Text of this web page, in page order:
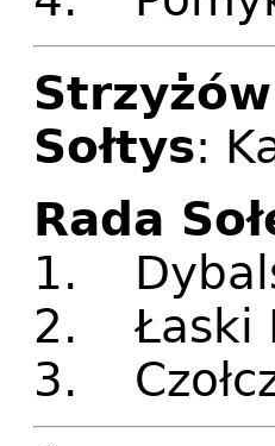
Strzyżów
Sołtys:
Rada
1.
2. Łaski
3.